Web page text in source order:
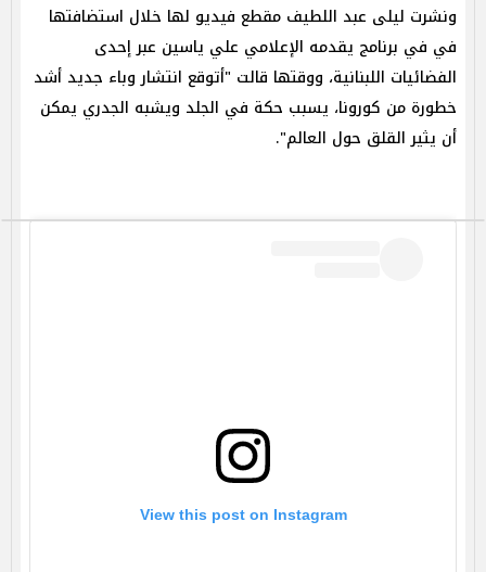
ونشرت ليلى عبد اللطيف مقطع فيديو لها خلال استضافتها
في في برنامج يقدمه الإعلامي علي ياسين عبر إحدى
الفضائيات اللبنانية، ووقتها قالت "أتوقع انتشار وباء جديد أشد
خطورة من كورونا، يسبب حكة في الجلد ويشبه الجدري يمكن
أن يثير القلق حول العالم".
View this post on Instagram